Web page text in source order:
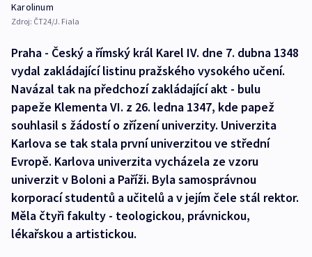
Karolinum
Zdroj: ČT24/J. Fiala
Praha - Český a římský král Karel IV. dne 7. dubna 1348
vydal zakládající listinu pražského vysokého učení.
Navázal tak na předchozí zakládající akt - bulu
papeže Klementa VI. z 26. ledna 1347, kde papež
souhlasil s žádostí o zřízení univerzity. Univerzita
Karlova se tak stala první univerzitou ve střední
Evropě. Karlova univerzita vycházela ze vzoru
univerzit v Boloni a Paříži. Byla samosprávnou
korporací studentů a učitelů a v jejím čele stál rektor.
Měla čtyři fakulty - teologickou, právnickou,
lékařskou a artistickou.